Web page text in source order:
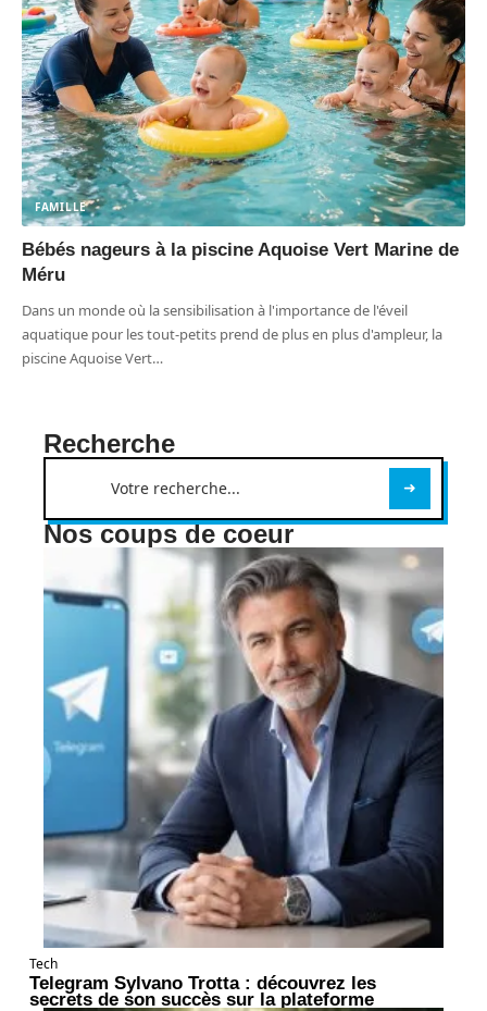
FAMILLE
Bébés nageurs à la piscine Aquoise Vert Marine de
Méru
Dans un monde où la sensibilisation à l'importance de l'éveil
aquatique pour les tout-petits prend de plus en plus d'ampleur, la
piscine Aquoise Vert…
Recherche
Nos coups de coeur
Tech
Telegram Sylvano Trotta : découvrez les
secrets de son succès sur la plateforme